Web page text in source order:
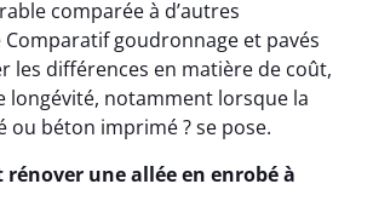
comparée à d’autres
Comparatif goudronnage et pavés
les différences en matière de coût,
longévité, notamment lorsque la
ou béton imprimé ? se pose.
une allée en enrobé à